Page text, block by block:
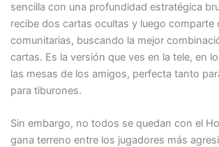
sencilla con una profundidad estratégica
recibe dos cartas ocultas y luego comparte
comunitarias, buscando la mejor
cartas. Es la versión que ves en la tele, en
las mesas de los amigos, perfecta tanto
para tiburones.
Sin embargo, no todos se quedan con el
gana terreno entre los jugadores más